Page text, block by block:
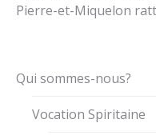
Pierre-et-Miquelon
Qui sommes-nous?
Vocation Spiritaine